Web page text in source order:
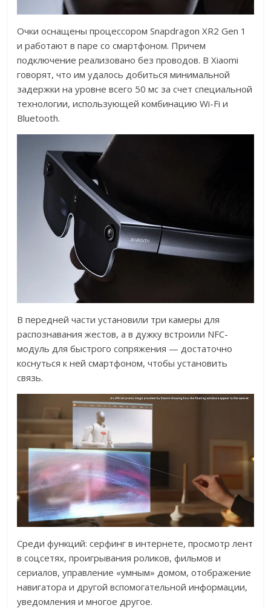
Очки оснащены процессором Snapdragon XR2 Gen 1
и работают в паре со смартфоном. Причем
подключение реализовано без проводов. В Xiaomi
говорят, что им удалось добиться минимальной
задержки на уровне всего 50 мс за счет специальной
технологии, использующей комбинацию Wi-Fi и
Bluetooth.
В передней части установили три камеры для
распознавания жестов, а в дужку встроили NFC-
модуль для быстрого сопряжения — достаточно
коснуться к ней смартфоном, чтобы установить
связь.
Среди функций: серфинг в интернете, просмотр лент
в соцсетях, проигрывания роликов, фильмов и
сериалов, управление «умным» домом, отображение
навигатора и другой вспомогательной информации,
уведомления и многое другое.